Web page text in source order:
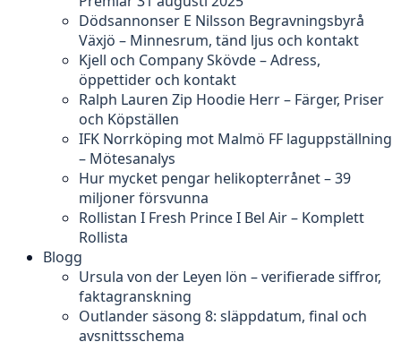
Dödsannonser E Nilsson Begravningsbyrå
Växjö – Minnesrum, tänd ljus och kontakt
Kjell och Company Skövde – Adress,
öppettider och kontakt
Ralph Lauren Zip Hoodie Herr – Färger, Priser
och Köpställen
IFK Norrköping mot Malmö FF laguppställning
– Mötesanalys
Hur mycket pengar helikopterrånet – 39
miljoner försvunna
Rollistan I Fresh Prince I Bel Air – Komplett
Rollista
Blogg
Ursula von der Leyen lön – verifierade siffror,
faktagranskning
Outlander säsong 8: släppdatum, final och
avsnittsschema